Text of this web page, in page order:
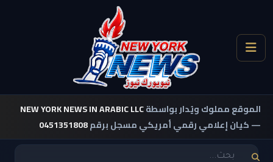
الموقع مملوك ويُدار بواسطةNEW YORK NEWS IN ARABIC LLC
— كيان إعلامي رقمي أمريكي مسجل برقم0451351808